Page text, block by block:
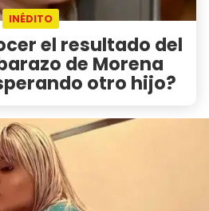
INÉDITO
el resultado del
de Morena
otro hijo?